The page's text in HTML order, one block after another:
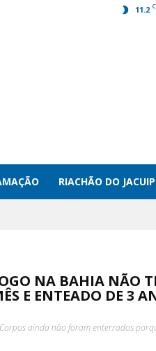
11.2 C
RIACHÃO DO
NA BAHIA NÃO
E ENTEADO DE 3
ainda não foram enterrados